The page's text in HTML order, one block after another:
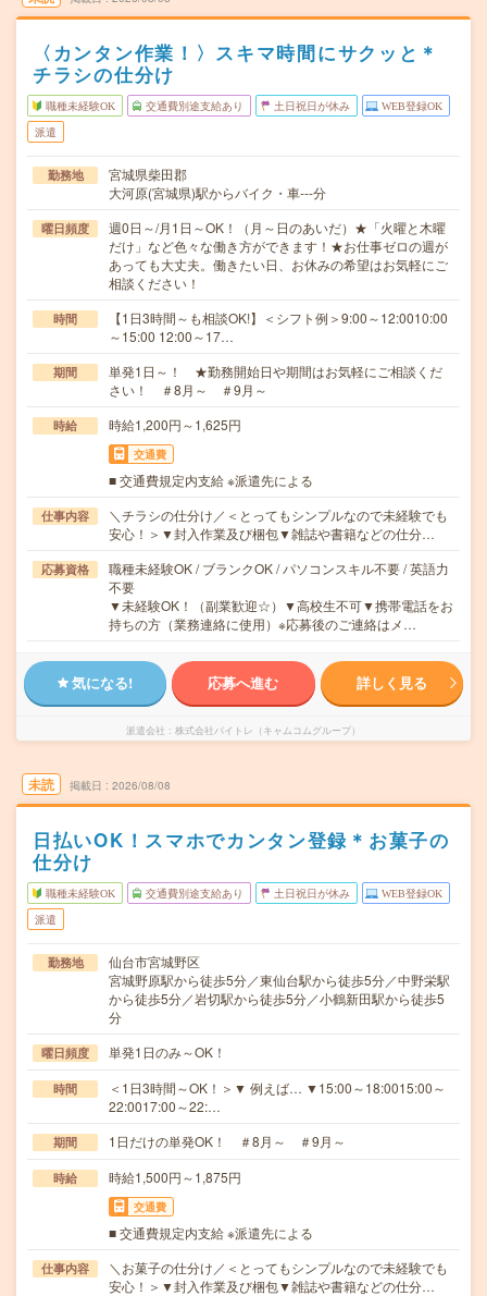
〈カンタン作業！〉スキマ時間にサクッと＊
チラシの仕分け
職種未経験OK 交通費別途支給あり 土日祝日が休み WEB登録OK
派遣
勤務地
宮城県柴田郡
大河原(宮城県)駅からバイク・車---分
曜日頻度
週0日～/月1日～OK！（月～日のあいだ）★「火曜と木曜
だけ」など色々な働き方ができます！★お仕事ゼロの週が
あっても大丈夫。働きたい日、お休みの希望はお気軽にご
相談ください！
時間
【1日3時間～も相談OK!】＜シフト例＞9:00～12:0010:00
～15:00 12:00～17…
期間
単発1日～！ ★勤務開始日や期間はお気軽にご相談くだ
さい！ ＃8月～ ＃9月～
時給 時給1,200円～1,625円
交通費
■ 交通費規定内支給 ※派遣先による
仕事内容
＼チラシの仕分け／＜とってもシンプルなので未経験でも
安心！＞▼封入作業及び梱包▼雑誌や書籍などの仕分…
応募資格
職種未経験OK / ブランクOK / パソコンスキル不要 / 英語力
不要
▼未経験OK！（副業歓迎☆）▼高校生不可▼携帯電話をお
持ちの方（業務連絡に使用）※応募後のご連絡はメ…
気になる! 応募へ進む 詳しく見る
派遣会社 株式会社バイトレ（キャムコムグループ）
未読 掲載日 2026/08/08
日払いOK！スマホでカンタン登録＊お菓子の
仕分け
職種未経験OK 交通費別途支給あり 土日祝日が休み WEB登録OK
派遣
勤務地
仙台市宮城野区
宮城野原駅から徒歩5分／東仙台駅から徒歩5分／中野栄駅
から徒歩5分／岩切駅から徒歩5分／小鶴新田駅から徒歩5
分
曜日頻度 単発1日のみ～OK！
時間
＜1日3時間～OK！＞▼ 例えば… ▼15:00～18:0015:00～
22:0017:00～22:…
期間 1日だけの単発OK！ ＃8月～ ＃9月～
時給 時給1,500円～1,875円
交通費
■ 交通費規定内支給 ※派遣先による
仕事内容
＼お菓子の仕分け／＜とってもシンプルなので未経験でも
安心！＞▼封入作業及び梱包▼雑誌や書籍などの仕分…